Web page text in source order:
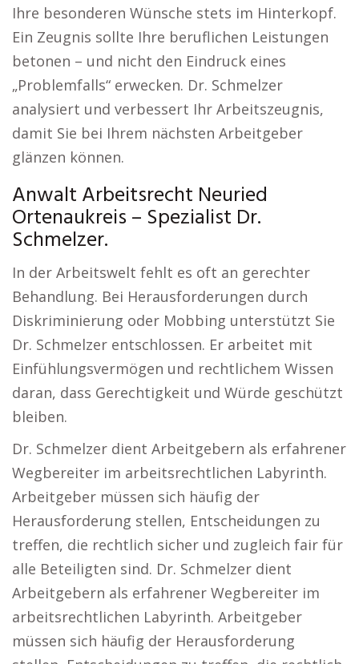
Ihre besonderen Wünsche stets im Hinterkopf.
Ein Zeugnis sollte Ihre beruflichen Leistungen
betonen – und nicht den Eindruck eines
„Problemfalls“ erwecken. Dr. Schmelzer
analysiert und verbessert Ihr Arbeitszeugnis,
damit Sie bei Ihrem nächsten Arbeitgeber
glänzen können.
Anwalt Arbeitsrecht Neuried
Ortenaukreis – Spezialist Dr.
Schmelzer.
In der Arbeitswelt fehlt es oft an gerechter
Behandlung. Bei Herausforderungen durch
Diskriminierung oder Mobbing unterstützt Sie
Dr. Schmelzer entschlossen. Er arbeitet mit
Einfühlungsvermögen und rechtlichem Wissen
daran, dass Gerechtigkeit und Würde geschützt
bleiben.
Dr. Schmelzer dient Arbeitgebern als erfahrener
Wegbereiter im arbeitsrechtlichen Labyrinth.
Arbeitgeber müssen sich häufig der
Herausforderung stellen, Entscheidungen zu
treffen, die rechtlich sicher und zugleich fair für
alle Beteiligten sind. Dr. Schmelzer dient
Arbeitgebern als erfahrener Wegbereiter im
arbeitsrechtlichen Labyrinth. Arbeitgeber
müssen sich häufig der Herausforderung